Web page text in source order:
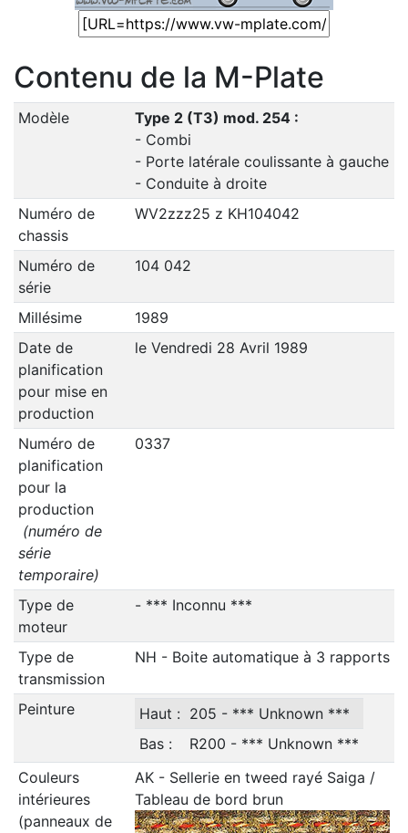
Contenu de la M-Plate
Modèle
Type 2 (T3) mod. 254 :
- Combi
- Porte latérale coulissante à gauche
- Conduite à droite
Numéro de
chassis
WV2zzz25 z KH104042
Numéro de
série
104 042
Millésime
1989
Date de
planification
pour mise en
production
le Vendredi 28 Avril 1989
Numéro de
planification
pour la
production
(numéro de
série
temporaire)
0337
Type de
moteur
- *** Inconnu ***
Type de
transmission
NH - Boite automatique à 3 rapports
Peinture Haut : 205 - *** Unknown ***
Bas :
R200 - *** Unknown ***
Couleurs
intérieures
(panneaux de
AK - Sellerie en tweed rayé Saiga /
Tableau de bord brun